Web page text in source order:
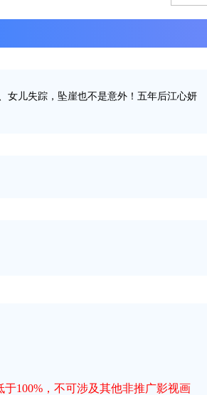
女儿失踪，坠崖也不是意外！五年后江心妍
100%，不可涉及其他非推广影视画